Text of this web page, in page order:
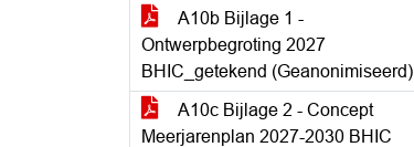
A10b Bijlage 1 -
Ontwerpbegroting 2027
BHIC_getekend (Geanonimiseerd)
A10c Bijlage 2 - Concept
Meerjarenplan 2027-2030 BHIC